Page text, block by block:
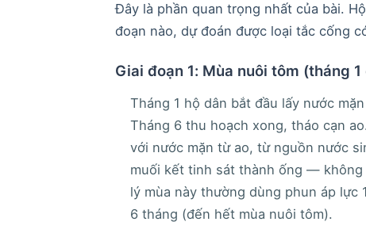
Đây là phần quan trọng nhất của bài.
đoạn nào, dự đoán được loại tắc cống
Giai đoạn 1: Mùa nuôi tôm (tháng
Tháng 1 hộ dân bắt đầu lấy nước
Tháng 6 thu hoạch xong, tháo cạn
với nước mặn từ ao, từ nguồn nước
muối kết tinh sát thành ống —
lý mùa này thường dùng phun áp lực
6 tháng (đến hết mùa nuôi tôm).